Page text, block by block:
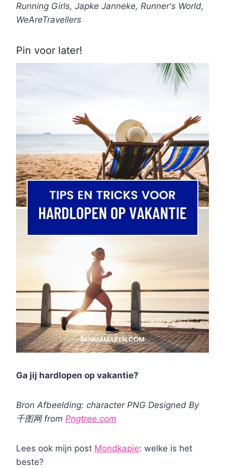
Running Girls, Japke Janneke, Runner's World,
WeAreTravellers
Pin voor later!
Ga jij hardlopen op vakantie?
Bron Afbeelding: character PNG Designed By
千图网 from Pngtree.com
Lees ook mijn post Mondkapje: welke is het
beste?